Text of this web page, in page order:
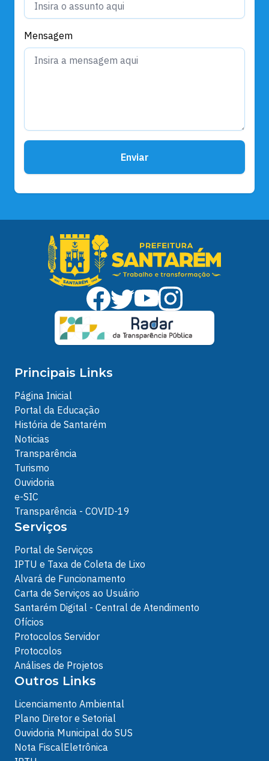
Mensagem
Enviar
Principais Links
Página Inicial
Portal da Educação
História de Santarém
Noticias
Transparência
Turismo
Ouvidoria
e-SIC
Transparência - COVID-19
Serviços
Portal de Serviços
IPTU e Taxa de Coleta de Lixo
Alvará de Funcionamento
Carta de Serviços ao Usuário
Santarém Digital - Central de Atendimento
Ofícios
Protocolos Servidor
Protocolos
Análises de Projetos
Outros Links
Licenciamento Ambiental
Plano Diretor e Setorial
Ouvidoria Municipal do SUS
Nota FiscalEletrônica